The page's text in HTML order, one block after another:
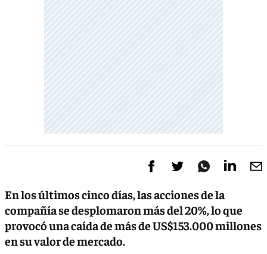
En los últimos cinco días, las acciones de la
compañía se desplomaron más del 20%, lo que
provocó una caída de más de US$153.000 millones
en su valor de mercado.